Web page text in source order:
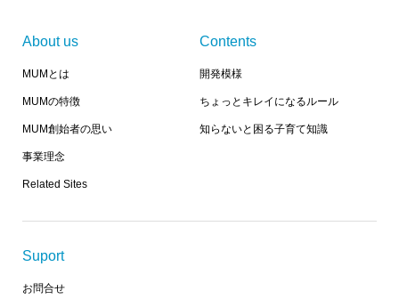
About us
MUMとは
MUMの特徴
MUM創始者の思い
事業理念
Related Sites
Contents
開発模様
ちょっとキレイになるルール
知らないと困る子育て知識
Suport
お問合せ